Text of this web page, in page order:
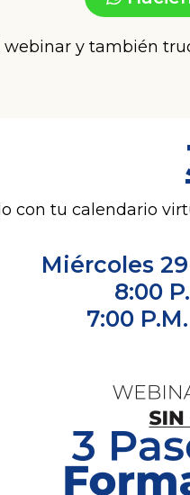
y también
con tu calendario
Miércoles
8:00
7:00